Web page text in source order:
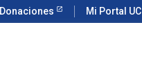
Donaciones Mi Portal UC